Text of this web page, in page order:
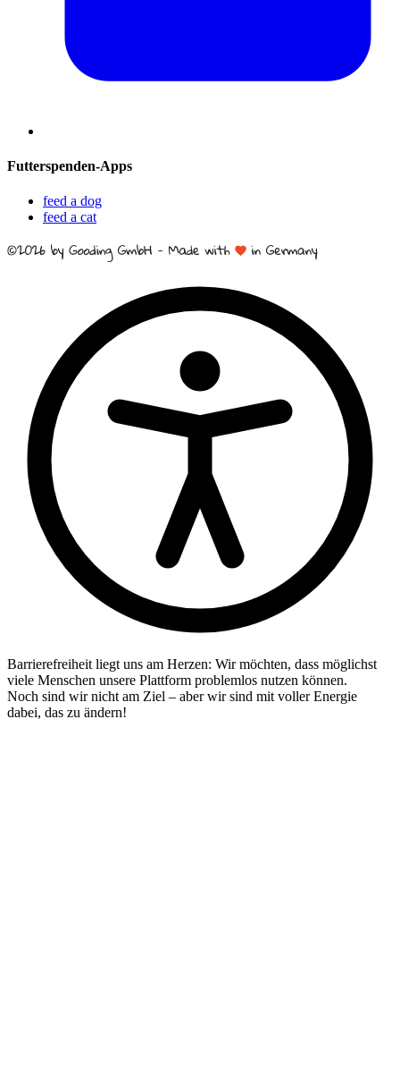
Futterspenden-Apps
feed a dog
feed a cat
Barrierefreiheit liegt uns am Herzen: Wir möchten, dass möglichst
viele Menschen unsere Plattform problemlos nutzen können.
Noch sind wir nicht am Ziel – aber wir sind mit voller Energie
dabei, das zu ändern!